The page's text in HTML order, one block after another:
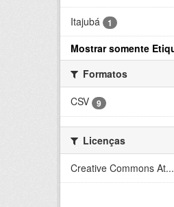
Itajubá 1
Mostrar somente
Formatos
CSV
9
Licenças
Creative Commons At...